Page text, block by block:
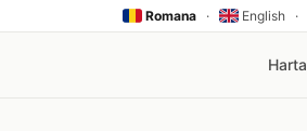
Romana · English ·
Harta